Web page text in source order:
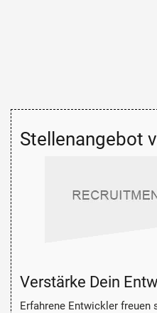
Stellenangebot
Verstärke Dein
Erfahrene Entwickler freuen